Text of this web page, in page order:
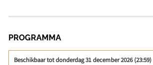
PROGRAMMA
Beschikbaar tot donderdag 31 december 2026 (23:59)